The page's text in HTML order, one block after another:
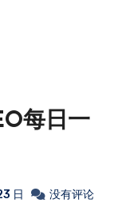
每日一
日 没有评论